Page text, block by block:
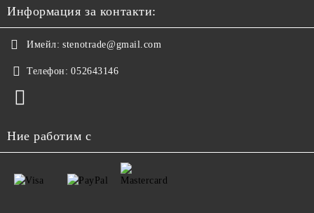
Информация за контакти:
Имейл: stenotrade@gmail.com
Телефон: 052643146
Ние работим с